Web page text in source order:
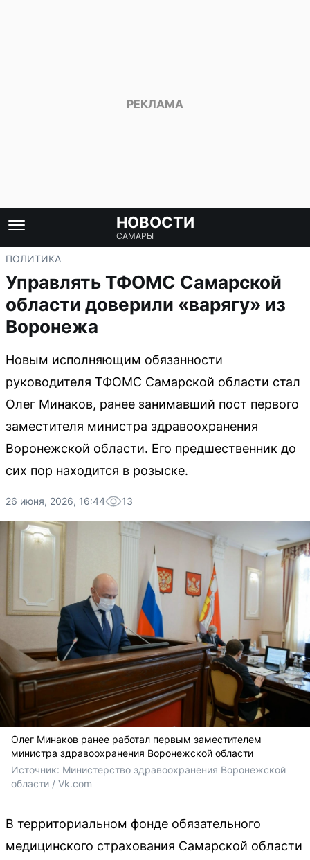
НОВОСТИ
САМАРЫ
ПОЛИТИКА
Управлять ТФОМС Самарской
области доверили «варягу» из
Воронежа
Новым исполняющим обязанности
руководителя ТФОМС Самарской области стал
Олег Минаков, ранее занимавший пост первого
заместителя министра здравоохранения
Воронежской области. Его предшественник до
сих пор находится в розыске.
26 июня, 2026, 16:44 13
Олег Минаков ранее работал первым заместителем
министра здравоохранения Воронежской области
Источник: Министерство здравоохранения Воронежской
области / Vk.com
В территориальном фонде обязательного
медицинского страхования Самарской области